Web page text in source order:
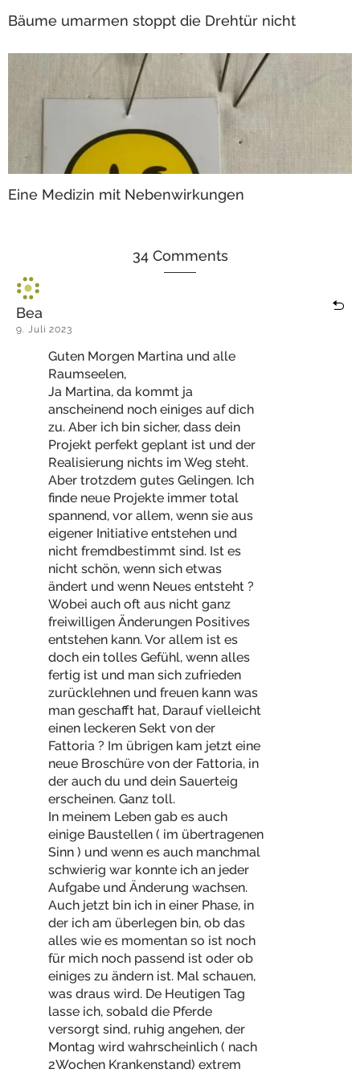
Bäume umarmen stoppt die Drehtür nicht
Eine Medizin mit Nebenwirkungen
34 Comments
Bea
9. Juli 2023
Guten Morgen Martina und alle
Raumseelen,
Ja Martina, da kommt ja
anscheinend noch einiges auf dich
zu. Aber ich bin sicher, dass dein
Projekt perfekt geplant ist und der
Realisierung nichts im Weg steht.
Aber trotzdem gutes Gelingen. Ich
finde neue Projekte immer total
spannend, vor allem, wenn sie aus
eigener Initiative entstehen und
nicht fremdbestimmt sind. Ist es
nicht schön, wenn sich etwas
ändert und wenn Neues entsteht ?
Wobei auch oft aus nicht ganz
freiwilligen Änderungen Positives
entstehen kann. Vor allem ist es
doch ein tolles Gefühl, wenn alles
fertig ist und man sich zufrieden
zurücklehnen und freuen kann was
man geschafft hat, Darauf vielleicht
einen leckeren Sekt von der
Fattoria ? Im übrigen kam jetzt eine
neue Broschüre von der Fattoria, in
der auch du und dein Sauerteig
erscheinen. Ganz toll.
In meinem Leben gab es auch
einige Baustellen ( im übertragenen
Sinn ) und wenn es auch manchmal
schwierig war konnte ich an jeder
Aufgabe und Änderung wachsen.
Auch jetzt bin ich in einer Phase, in
der ich am überlegen bin, ob das
alles wie es momentan so ist noch
für mich noch passend ist oder ob
einiges zu ändern ist. Mal schauen,
was draus wird. De Heutigen Tag
lasse ich, sobald die Pferde
versorgt sind, ruhig angehen, der
Montag wird wahrscheinlich ( nach
2Wochen Krankenstand) extrem